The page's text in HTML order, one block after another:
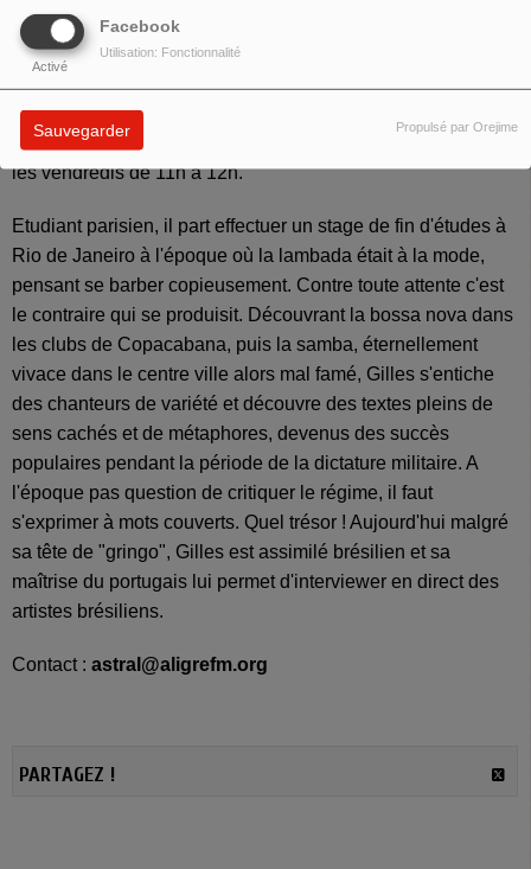
Facebook
Activé
Utilisation: Fonctionnalité
Sauvegarder Propulsé par Orejime
Gilles Bourgarel
les vendredis de 11h à 12h.
Etudiant parisien, il part effectuer un stage de fin d'études à
Rio de Janeiro à l'époque où la lambada était à la mode,
pensant se barber copieusement. Contre toute attente c'est
le contraire qui se produisit. Découvrant la bossa nova dans
les clubs de Copacabana, puis la samba, éternellement
vivace dans le centre ville alors mal famé, Gilles s'entiche
des chanteurs de variété et découvre des textes pleins de
sens cachés et de métaphores, devenus des succès
populaires pendant la période de la dictature militaire. A
l'époque pas question de critiquer le régime, il faut
s'exprimer à mots couverts. Quel trésor ! Aujourd'hui malgré
sa tête de "gringo", Gilles est assimilé brésilien et sa
maîtrise du portugais lui permet d'interviewer en direct des
artistes brésiliens.
Contact : astral@aligrefm.org
PARTAGEZ !